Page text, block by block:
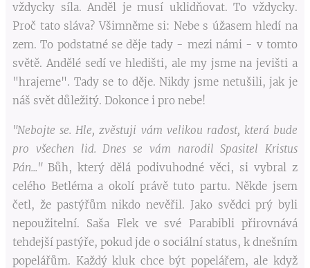
vždycky síla. Anděl je musí uklidňovat. To vždycky.
Proč tato sláva? Všimněme si: Nebe s úžasem hledí na
zem. To podstatné se děje tady - mezi námi - v tomto
světě. Andělé sedí ve hledišti, ale my jsme na jevišti a
"hrajeme". Tady se to děje. Nikdy jsme netušili, jak je
náš svět důležitý. Dokonce i pro nebe!
"Nebojte se. Hle, zvěstuji vám velikou radost, která bude
pro všechen lid. Dnes se vám narodil Spasitel Kristus
Pán..."Bůh, který dělá podivuhodné věci, si vybral z
celého Betléma a okolí právě tuto partu. Někde jsem
četl, že pastýřům nikdo nevěřil. Jako svědci prý byli
nepoužitelní. Saša Flek ve své Parabibli přirovnává
tehdejší pastýře, pokud jde o sociální status, k dnešním
popelářům. Každý kluk chce být popelářem, ale když